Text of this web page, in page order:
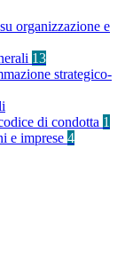
organizzazione e
13
strategico-
di condotta 1
e imprese 4